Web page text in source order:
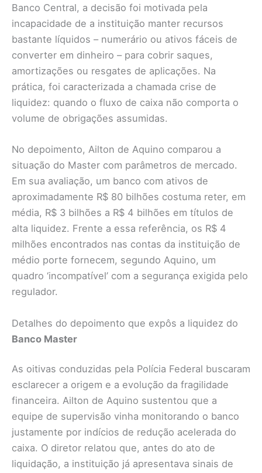
Banco Central, a decisão foi motivada pela
incapacidade de a instituição manter recursos
bastante líquidos – numerário ou ativos fáceis de
converter em dinheiro – para cobrir saques,
amortizações ou resgates de aplicações. Na
prática, foi caracterizada a chamada crise de
liquidez: quando o fluxo de caixa não comporta o
volume de obrigações assumidas.
No depoimento, Ailton de Aquino comparou a
situação do Master com parâmetros de mercado.
Em sua avaliação, um banco com ativos de
aproximadamente R$ 80 bilhões costuma reter, em
média, R$ 3 bilhões a R$ 4 bilhões em títulos de
alta liquidez. Frente a essa referência, os R$ 4
milhões encontrados nas contas da instituição de
médio porte fornecem, segundo Aquino, um
quadro ‘incompatível’ com a segurança exigida pelo
regulador.
Detalhes do depoimento que expôs a liquidez do
Banco Master
As oitivas conduzidas pela Polícia Federal buscaram
esclarecer a origem e a evolução da fragilidade
financeira. Ailton de Aquino sustentou que a
equipe de supervisão vinha monitorando o banco
justamente por indícios de redução acelerada do
caixa. O diretor relatou que, antes do ato de
liquidação, a instituição já apresentava sinais de